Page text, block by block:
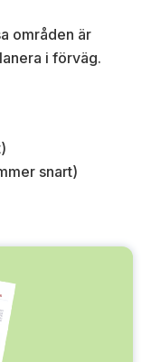
områden är
i förväg.
snart)